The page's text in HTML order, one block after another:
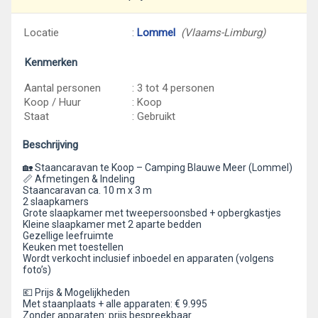
Locatie : Lommel (Vlaams-Limburg)
Kenmerken
Aantal personen
: 3 tot 4 personen
Koop / Huur
: Koop
Staat
: Gebruikt
Beschrijving
🏡 Staancaravan te Koop – Camping Blauwe Meer (Lommel)
📏 Afmetingen & Indeling
Staancaravan ca. 10 m x 3 m
2 slaapkamers
Grote slaapkamer met tweepersoonsbed + opbergkastjes
Kleine slaapkamer met 2 aparte bedden
Gezellige leefruimte
Keuken met toestellen
Wordt verkocht inclusief inboedel en apparaten (volgens
foto’s)
💶 Prijs & Mogelijkheden
Met staanplaats + alle apparaten: € 9.995
Zonder apparaten: prijs bespreekbaar